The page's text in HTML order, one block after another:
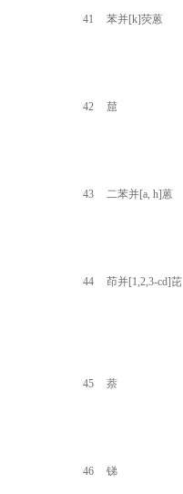
41 苯并[k]荧蒽
42 䓛
43 二苯并[a, h]蒽
44 茚并[1,2,3-cd]芘
45 萘
46 锑